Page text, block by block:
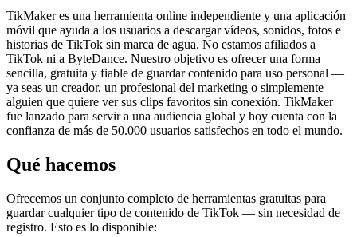
TikMaker es una herramienta online independiente y una aplicación
móvil que ayuda a los usuarios a descargar vídeos, sonidos, fotos e
historias de TikTok sin marca de agua. No estamos afiliados a
TikTok ni a ByteDance. Nuestro objetivo es ofrecer una forma
sencilla, gratuita y fiable de guardar contenido para uso personal —
ya seas un creador, un profesional del marketing o simplemente
alguien que quiere ver sus clips favoritos sin conexión. TikMaker
fue lanzado para servir a una audiencia global y hoy cuenta con la
confianza de más de 50.000 usuarios satisfechos en todo el mundo.
Qué hacemos
Ofrecemos un conjunto completo de herramientas gratuitas para
guardar cualquier tipo de contenido de TikTok — sin necesidad de
registro. Esto es lo disponible: